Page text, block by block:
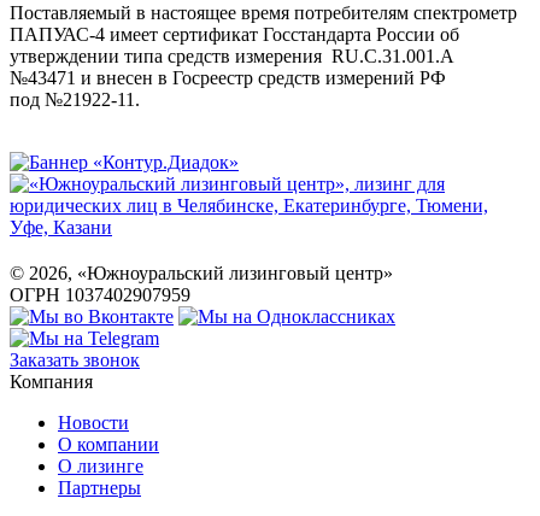
Поставляемый в настоящее время потребителям спектрометр
ПАПУАС-4 имеет сертификат Госстандарта России об
утверждении типа средств измерения RU.C.31.001.A
№43471 и внесен в Госреестр средств измерений РФ
под №21922-11.
© 2026, «Южноуральский лизинговый центр»
ОГРН 1037402907959
Заказать звонок
Компания
Новости
О компании
О лизинге
Партнеры